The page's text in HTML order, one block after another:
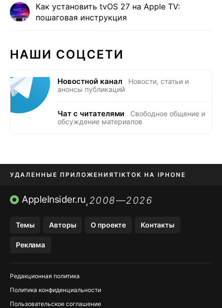
Как установить tvOS 27 на Apple TV:
пошаговая инструкция
НАШИ СОЦСЕТИ
Новостной канал
Новости, статьи и
анонсы публикаций
Чат с читателями
Свободное общение и
обсуждение материалов
УДАЛЕННЫЕ ПРИЛОЖЕНИЯTIKTOK НА IPHONE
ПРИЛОЖЕНИЯ БЕЗ APP STORE
AppleInsider.ru,2008—2026
Темы Авторы О проекте Контакты
Реклама
Редакционная политика
Политика конфиденциальности
Пользовательское соглашение